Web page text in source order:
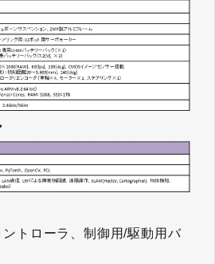
トローラ、制御用/駆動用バ